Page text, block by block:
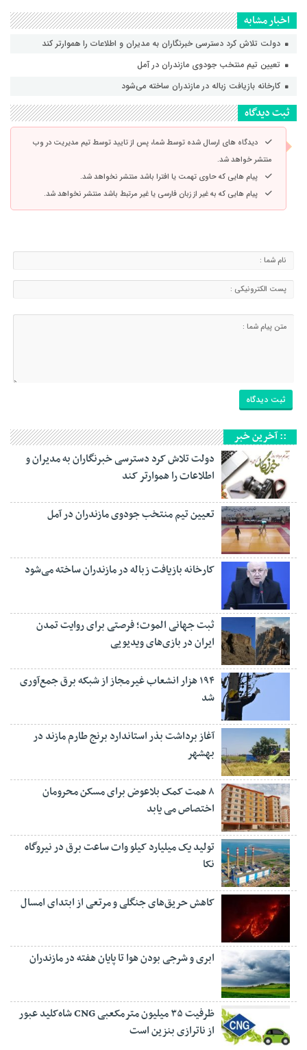
اخبار مشابه
دولت تلاش کرد دسترسی خبرنگاران به مدیران و اطلاعات را هموارتر کند
تعیین تیم منتخب جودوی مازندران در آمل
کارخانه بازیافت زباله در مازندران ساخته می‌شود
ثبت دیدگاه
دیدگاه های ارسال شده توسط شما، پس از تایید توسط تیم مدیریت در وب
منتشر خواهد شد.
پیام هایی که حاوی تهمت یا افترا باشد منتشر نخواهد شد.
پیام هایی که به غیر از زبان فارسی یا غیر مرتبط باشد منتشر نخواهد شد.
:: آخرین خبر
دولت تلاش کرد دسترسی خبرنگاران به مدیران و
اطلاعات را هموارتر کند
تعیین تیم منتخب جودوی مازندران در آمل
کارخانه بازیافت زباله در مازندران ساخته می‌شود
ثبت جهانی الموت؛ فرصتی برای روایت تمدن
ایران در بازی‌های ویدیویی
۱۹۴ هزار انشعاب غیرمجاز از شبکه برق جمع‌آوری
شد
آغاز برداشت بذر استاندارد برنج طارم مازند در
بهشهر
۸ همت کمک بلاعوض برای مسکن محرومان
اختصاص می یابد
تولید یک میلیارد کیلو وات ساعت برق در نیروگاه
نکا
کاهش حریق‌های جنگلی و مرتعی از ابتدای امسال
ابری و شرجی بودن هوا تا پایان هفته در مازندران
ظرفیت ۳۵ میلیون مترمکعبی CNG شاه‌کلید عبور
از ناترازی بنزین است